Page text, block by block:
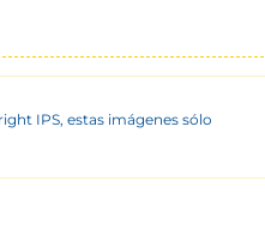
IPS, estas imágenes sólo